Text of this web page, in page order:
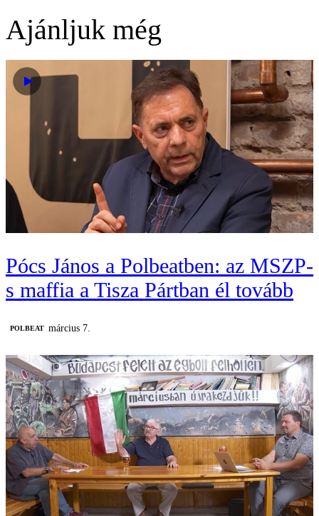
Ajánljuk még
Pócs János a Polbeatben: az MSZP-
s maffia a Tisza Pártban él tovább
‎POLBEAT március 7.